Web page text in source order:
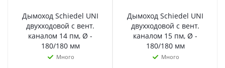
Дымоход Schiedel UNI
двухходовой с вент.
каналом 14 пм, Ø -
180/180 мм
Много
Дымоход Schiedel UNI
двухходовой с вент.
каналом 15 пм, Ø -
180/180 мм
Много